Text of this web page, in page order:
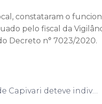
constataram o
pelo fiscal da
Decreto n° 7023/2020.
Guarda Civil de Capivari deteve indivíduo após cometer violência doméstica